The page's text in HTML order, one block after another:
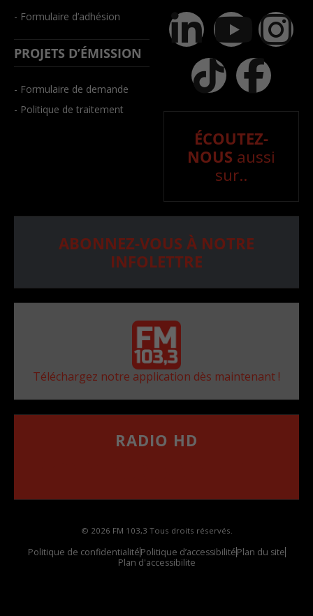
- Formulaire d’adhésion
PROJETS D’ÉMISSION
- Formulaire de demande
- Politique de traitement
ÉCOUTEZ-
NOUS aussi
sur..
ABONNEZ-VOUS À NOTRE
INFOLETTRE
Téléchargez notre application dès maintenant !
RADIO HD
© 2026 FM 103,3 Tous droits réservés.
Politique de confidentialitéPolitique d’accessibilitéPlan du site
Plan d'accessibilite